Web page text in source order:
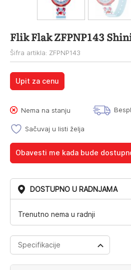
Flik Flak ZFPNP143
Šifra artikla: ZFPNP143
Upit za cenu
Nema na stanju
Sačuvaj u listi želja
Obavesti me kada bude
DOSTUPNO U RADNJAMA
Trenutno nema u radnji
Specifikacije